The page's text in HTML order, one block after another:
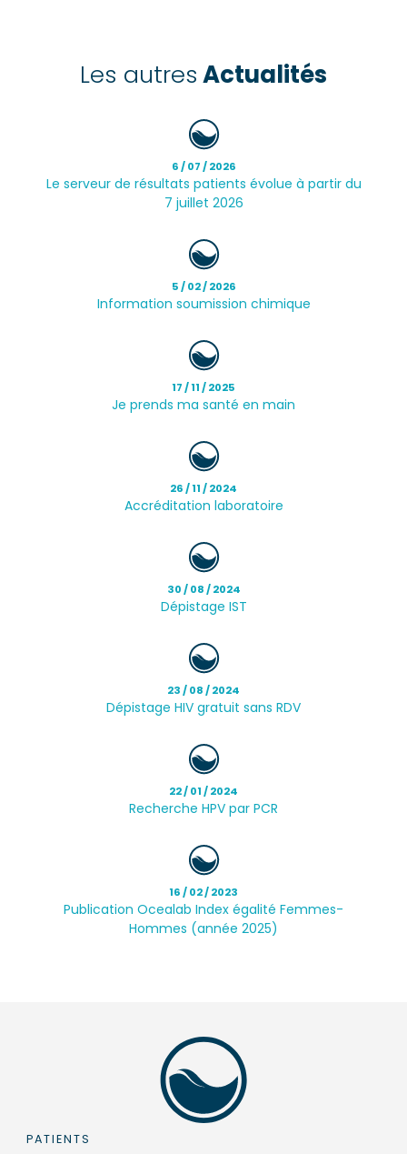
Les autresActualités
6 / 07 / 2026
Le serveur de résultats patients évolue à partir du
7 juillet 2026
5 / 02 / 2026
Information soumission chimique
17 / 11 / 2025
Je prends ma santé en main
26 / 11 / 2024
Accréditation laboratoire
30 / 08 / 2024
Dépistage IST
23 / 08 / 2024
Dépistage HIV gratuit sans RDV
22 / 01 / 2024
Recherche HPV par PCR
16 / 02 / 2023
Publication Ocealab Index égalité Femmes-
Hommes (année 2025)
PATIENTS